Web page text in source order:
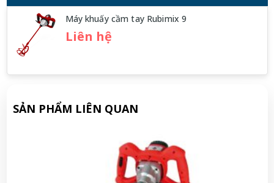
Máy khuấy cầm tay Rubimix 9
Liên hệ
SẢN PHẨM LIÊN QUAN